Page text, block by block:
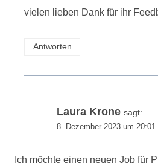
vielen lieben Dank für ihr
Antworten
Laura Krone sagt:
8. Dezember 2023 um 20:01
Ich möchte einen neuen Job für